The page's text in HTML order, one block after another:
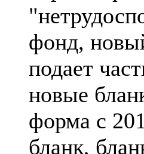
фонд,
подает
новые
форма с
бланк,